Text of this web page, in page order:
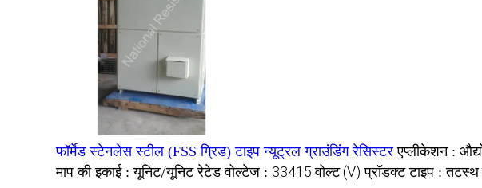
फॉर्मेड स्टेनलेस स्टील (FSS ग्रिड) टाइप न्यूट्रल ग्राउंडिंग रेसिस्टर एप्लीकेशन :
माप की इकाई :यूनिट/यूनिट रेटेड वोल्टेज : 33415 वोल्ट (V) प्रॉडक्ट टाइप :तटस्थ